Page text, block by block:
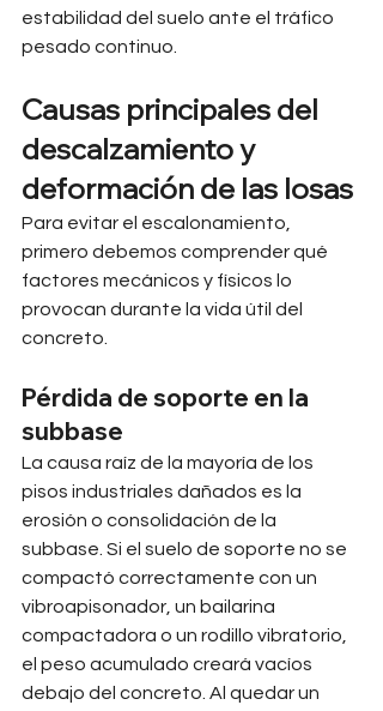
estabilidad del suelo ante el tráfico
pesado continuo.
Causas principales del
descalzamiento y
deformación de las losas
Para evitar el escalonamiento,
primero debemos comprender qué
factores mecánicos y físicos lo
provocan durante la vida útil del
concreto.
Pérdida de soporte en la
subbase
La causa raíz de la mayoría de los
pisos industriales dañados es la
erosión o consolidación de la
subbase. Si el suelo de soporte no se
compactó correctamente con un
vibroapisonador, un bailarina
compactadora o un rodillo vibratorio,
el peso acumulado creará vacíos
debajo del concreto. Al quedar un